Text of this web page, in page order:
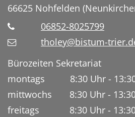
66625 Nohfelden
06852-8025799
tholey@bistum-
Bürozeiten Sekretariat
montags 8:30 Uhr -
mittwochs 8:30 Uhr -
freitags 8:30 Uhr - 13:30